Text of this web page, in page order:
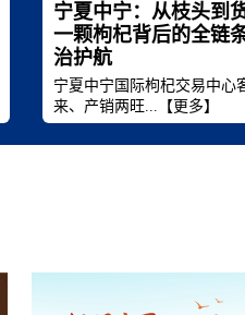
宁夏中宁：从枝头到
一颗枸杞背后的全链
治护航
宁夏中宁国际枸杞交易中心
来、产销两旺...【 更多】